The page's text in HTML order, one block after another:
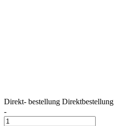
Direkt- bestellung Direktbestellung
-